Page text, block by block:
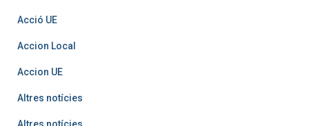
Acció UE
Accion Local
Accion UE
Altres notícies
Altres notícies